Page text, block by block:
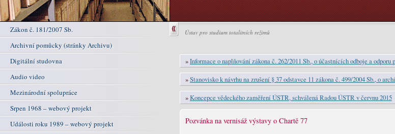
Zákon č. 181/2007 Sb.
Archivní pomůcky (stránky Archivu)
Digitální studovna
Audio video
Mezinárodní spolupráce
Srpen 1968 – webový projekt
Události roku 1989 – webový projekt
Ústav pro studium totalitních režimů
»Informace o naplňování zákona č. 262/2011 Sb., o účastnících odboje a odporu
»Stanovisko k návrhu na zrušení § 37 odstavce 11 zákona č. 499/2004 Sb., o
»Koncepce vědeckého zaměření ÚSTR, schválená Radou ÚSTR v červnu 2015
Pozvánka na vernisáž výstavy o Chartě 77